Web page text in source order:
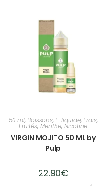
50 ml, Boissons, E-liquide, Frais,
Fruités, Menthe, Nicotine
VIRGIN MOJITO 50 ML by
Pulp
22.90€